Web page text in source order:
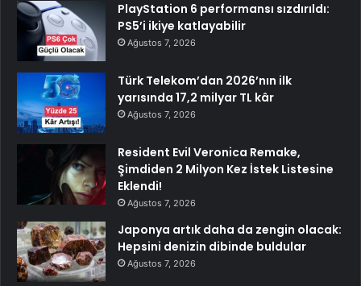
PlayStation 6 performansı sızdırıldı:
PS5’i ikiye katlayabilir
Ağustos 7, 2026
Türk Telekom’dan 2026’nın ilk
yarısında 17,2 milyar TL kâr
Ağustos 7, 2026
Resident Evil Veronica Remake,
Şimdiden 2 Milyon Kez İstek Listesine
Eklendi!
Ağustos 7, 2026
Japonya artık daha da zengin olacak:
Hepsini denizin dibinde buldular
Ağustos 7, 2026